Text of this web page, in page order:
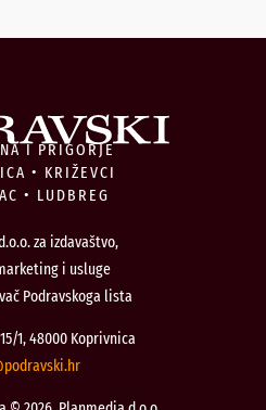
I PRIGORJE
• KRIŽEVCI
• LUDBREG
za izdavaštvo,
i usluge
Podravskoga lista
1, 48000 Koprivnica
rh.iksvardop